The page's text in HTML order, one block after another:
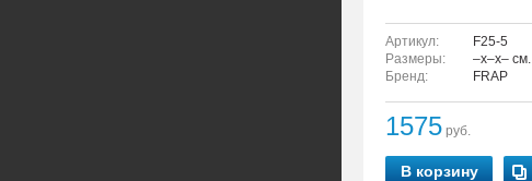
Артикул:
F25-5
Размеры:
–x–x– см.
Бренд:
FRAP
1575 руб.
В корзину